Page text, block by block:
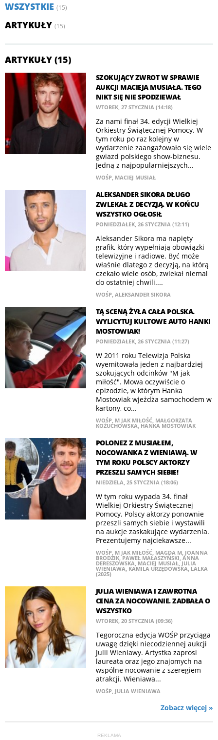
WSZYSTKIE (15)
ARTYKUŁY (15)
ARTYKUŁY (15)
SZOKUJĄCY ZWROT W SPRAWIE
AUKCJI MACIEJA MUSIAŁA. TEGO
NIKT SIĘ NIE SPODZIEWAŁ
WTOREK, 27 STYCZNIA (14:18)
Za nami finał 34. edycji Wielkiej
Orkiestry Świątecznej Pomocy. W
tym roku po raz kolejny w
wydarzenie zaangażowało się wiele
gwiazd polskiego show-biznesu.
Jedną z najpopularniejszych...
WOŚP, MACIEJ MUSIAŁ
ALEKSANDER SIKORA DŁUGO
ZWLEKAŁ Z DECYZJĄ. W KOŃCU
WSZYSTKO OGŁOSIŁ
PONIEDZIAŁEK, 26 STYCZNIA (12:11)
Aleksander Sikora ma napięty
grafik, który wypełniają obowiązki
telewizyjne i radiowe. Być może
właśnie dlatego z decyzją, na którą
czekało wiele osób, zwlekał niemal
do ostatniej chwili....
WOŚP, ALEKSANDER SIKORA
TĄ SCENĄ ŻYŁA CAŁA POLSKA.
WYLICYTUJ KULTOWE AUTO HANKI
MOSTOWIAK!
PONIEDZIAŁEK, 26 STYCZNIA (11:27)
W 2011 roku Telewizja Polska
wyemitowała jeden z najbardziej
szokujących odcinków "M jak
miłość". Mowa oczywiście o
epizodzie, w którym Hanka
Mostowiak wjeżdża samochodem w
kartony, co...
WOŚP, M JAK MIŁOŚĆ, MAŁGORZATA
KOŻUCHOWSKA, HANKA MOSTOWIAK
POLONEZ Z MUSIAŁEM,
NOCOWANKA Z WIENIAWĄ. W
TYM ROKU POLSCY AKTORZY
PRZESZLI SAMYCH SIEBIE!
NIEDZIELA, 25 STYCZNIA (18:06)
W tym roku wypada 34. finał
Wielkiej Orkiestry Świątecznej
Pomocy. Polscy aktorzy ponownie
przeszli samych siebie i wystawili
na aukcje zaskakujące wydarzenia.
Prezentujemy najciekawsze...
WOŚP, M JAK MIŁOŚĆ, MAGDA M, JOANNA
BRODZIK,PAWEŁ MAŁASZYŃSKI,ANNA
DERESZOWSKA, MACIEJ MUSIAŁ, JULIA
WIENIAWA, KAMILA URZĘDOWSKA, LALKA
(2025)
JULIA WIENIAWA I ZAWROTNA
CENA ZA NOCOWANIE. ZADBAŁA O
WSZYSTKO
WTOREK, 20 STYCZNIA (09:36)
Tegoroczna edycja WOŚP przyciąga
uwagę dzięki niecodziennej aukcji
Julii Wieniawy. Artystka zaprosi
laureata oraz jego znajomych na
wspólne nocowanie z szeregiem
atrakcji. Wieniawa...
WOŚP, JULIA WIENIAWA
Zobacz więcej »
REKLAMA